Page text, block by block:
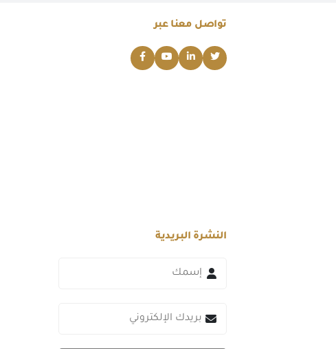
تواصل معنا عبر
النشرة البريدية